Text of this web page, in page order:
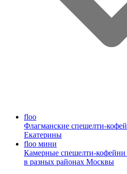
floo
Флагманские спешелти-
Екатерины
floo мини
Камерные спешелти-
в разных районах Москвы